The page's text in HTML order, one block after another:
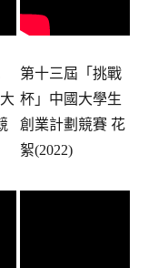
第十三屆「挑戰
杯」中國大學生
創業計劃競賽 花
絮(2022)